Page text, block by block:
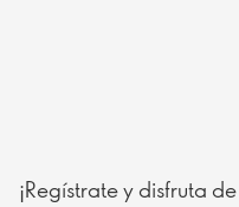
¡Regístrate y disfruta